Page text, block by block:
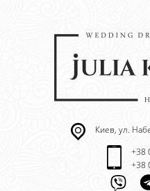
Киев, ул.
+38
+38